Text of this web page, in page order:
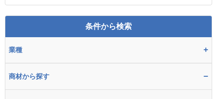
条件から検索
業種 +
商材から探す −